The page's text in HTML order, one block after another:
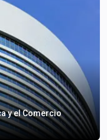
y el Comercio